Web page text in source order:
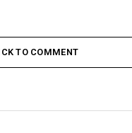
TO COMMENT